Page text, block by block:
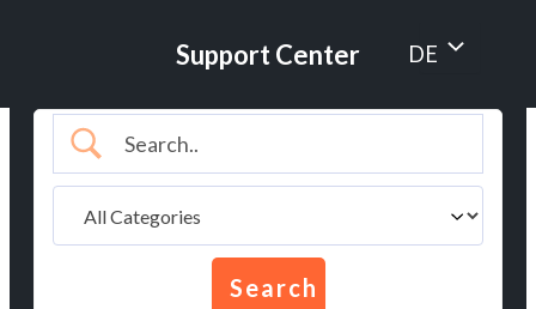
Support Center DEMenü